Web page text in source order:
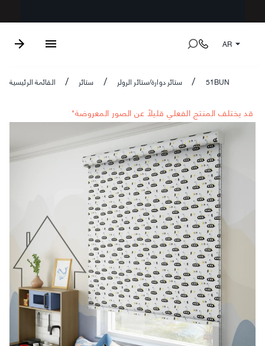
AR
القائمة الرئيسية / ستائر / ستائر دوارة/ستائر الرولر / 51BUN
*قد يختلف المنتج الفعلي قليلاً عن الصور المعروضة